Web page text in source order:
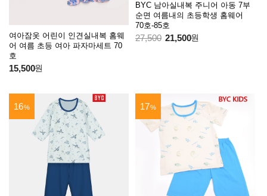
여아잠옷 어린이 인견실내복 홈웨
어 여름 초등 여아 파자마세트 70
호
15,500원
BYC 남아실내복 주니어 아동 7부
순면 여름내의 초등학생 홈웨어
70호-85호
27,500 21,500원
16% 17%